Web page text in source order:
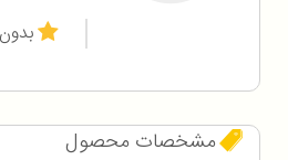
مشخصات محصول